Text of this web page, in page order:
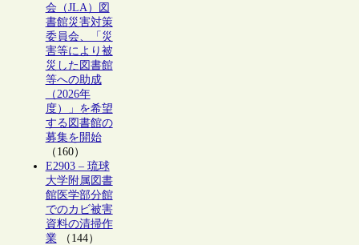
会（JLA）図
書館災害対策
委員会、「災
害等により被
災した図書館
等への助成
（2026年
度）」を希望
する図書館の
募集を開始
（160）
E2903 – 琉球
大学附属図書
館医学部分館
でのカビ被害
資料の清掃作
業（144）